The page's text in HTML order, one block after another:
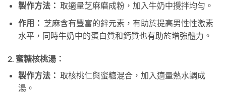
製作方法： 取適量芝麻磨成粉，加入牛奶中攪拌均勻。
作用： 芝麻含有豐富的鋅元素，有助於提高男性性激素
水平，同時牛奶中的蛋白質和鈣質也有助於增強體力。
2. 蜜糖核桃湯：
製作方法： 取核桃仁與蜜糖混合，加入適量熱水調成
湯。